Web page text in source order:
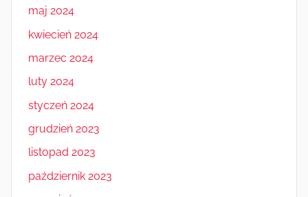
maj 2024
kwiecień 2024
marzec 2024
luty 2024
styczeń 2024
grudzień 2023
listopad 2023
październik 2023